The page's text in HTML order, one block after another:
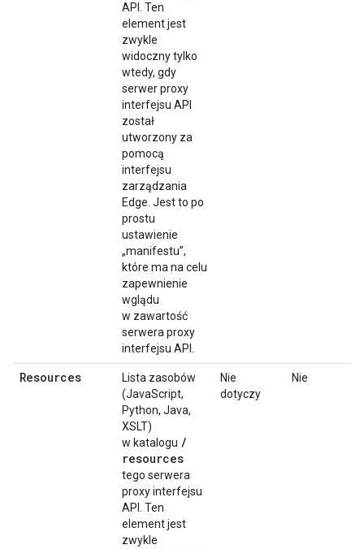
API. Ten
element jest
zwykle
widoczny tylko
wtedy, gdy
serwer proxy
interfejsu API
został
utworzony za
pomocą
interfejsu
zarządzania
Edge. Jest to po
prostu
ustawienie
„manifestu”,
które ma na celu
zapewnienie
wglądu
w zawartość
serwera proxy
interfejsu API.
Resources
Lista zasobów
(JavaScript,
Python, Java,
XSLT)
w katalogu /
resources
tego serwera
proxy interfejsu
API. Ten
element jest
zwykle
Nie
dotyczy
Nie